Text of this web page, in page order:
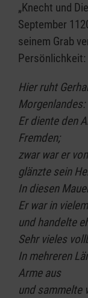
„Knecht und
September
seinem Grab
Persönlichkeit:
Hier ruht
Morgenlandes:
Er diente den
Fremden;
zwar war er
glänzte sein
In diesen
Er war in
und handelte
Sehr vieles
In mehreren
Arme aus
und sammelte